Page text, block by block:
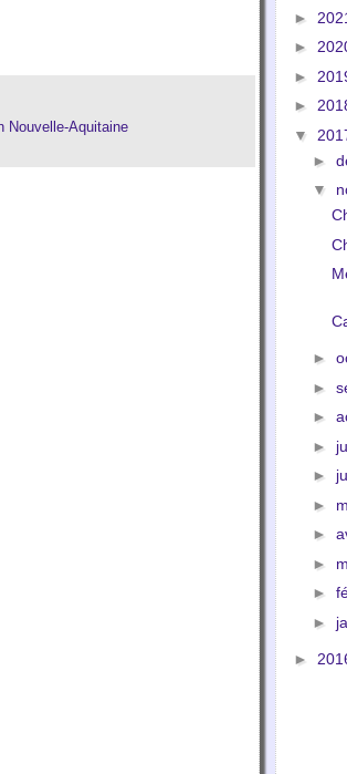
Nouvelle-Aquitaine
►
►
►
►
▼
►
▼
►
►
►
►
►
►
►
►
►
►
►